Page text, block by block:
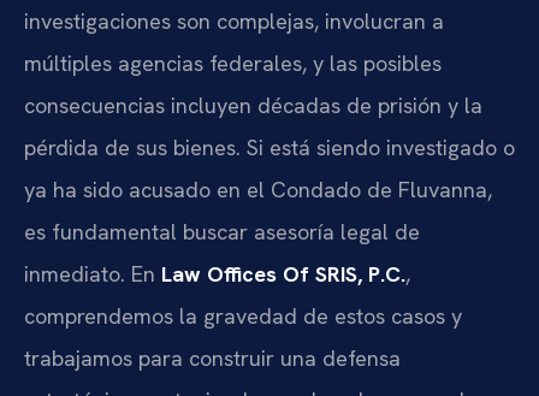
investigaciones son complejas, involucran a
múltiples agencias federales, y las posibles
consecuencias incluyen décadas de prisión y la
pérdida de sus bienes. Si está siendo investigado o
ya ha sido acusado en el Condado de Fluvanna,
es fundamental buscar asesoría legal de
inmediato. En Law Offices Of SRIS, P.C.,
comprendemos la gravedad de estos casos y
trabajamos para construir una defensa